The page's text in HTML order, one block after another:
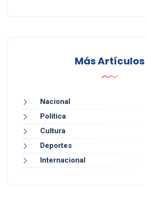
Más Artículos
Nacional
Política
Cultura
Deportes
Internacional